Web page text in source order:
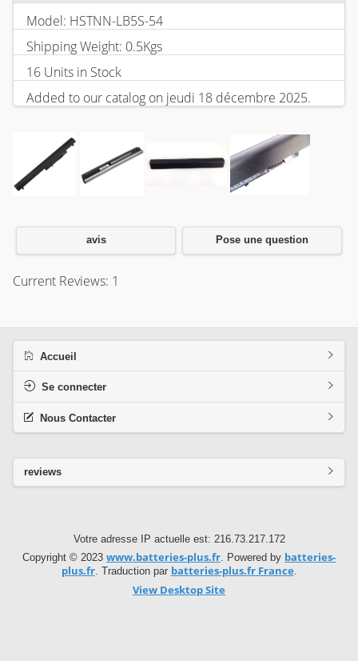
Model: HSTNN-LB5S-54
Shipping Weight: 0.5Kgs
16 Units in Stock
Added to our catalog on jeudi 18 décembre 2025.
avis Pose une question
Current Reviews: 1
Accueil
Se connecter
Nous Contacter
reviews
Votre adresse IP actuelle est: 216.73.217.172
Copyright © 2023 www.batteries-plus.fr. Powered by batteries-
plus.fr. Traduction par batteries-plus.fr France.
View Desktop Site